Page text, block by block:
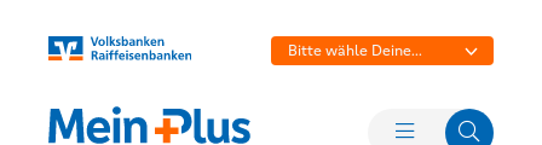
Bitte wähle Deine